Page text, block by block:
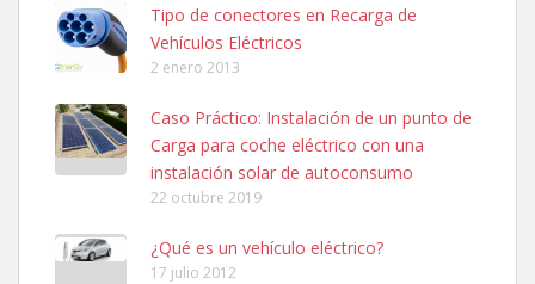
Tipo de conectores en Recarga de
Vehículos Eléctricos
2 enero 2013
Caso Práctico: Instalación de un punto de
Carga para coche eléctrico con una
instalación solar de autoconsumo
22 octubre 2019
¿Qué es un vehículo eléctrico?
17 julio 2012